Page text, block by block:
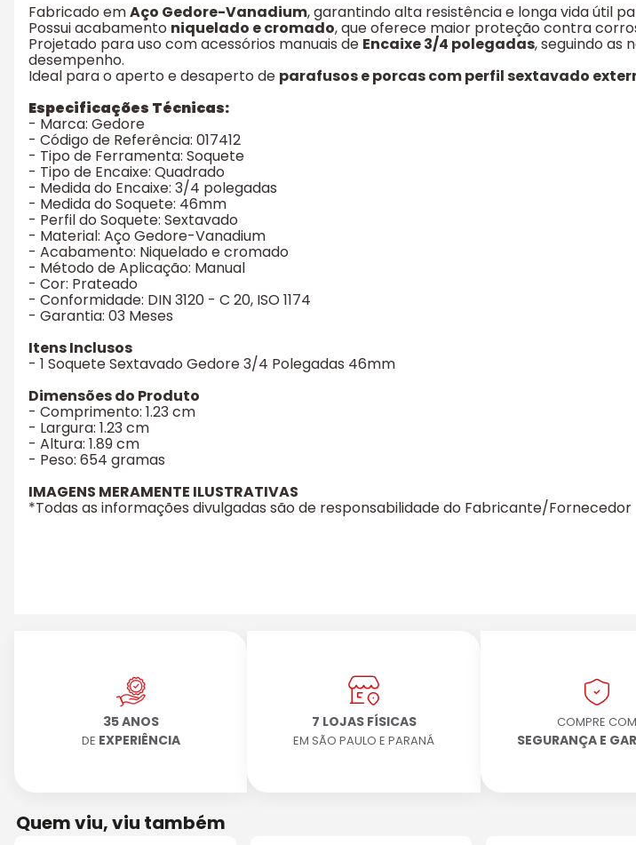
Fabricado emAço Gedore-Vanadium, garantindo alta resistência e longa vida útil
Possui acabamento niquelado e cromado, que oferece maior proteção contra
Projetado para uso com acessórios manuais de Encaixe 3/4 polegadas, seguindo as
desempenho.
Ideal para o aperto e desaperto de parafusos e porcas com perfil sextavado
Especificações Técnicas:
- Marca: Gedore
- Código de Referência: 017412
- Tipo de Ferramenta: Soquete
- Tipo de Encaixe: Quadrado
- Medida do Encaixe: 3/4 polegadas
- Medida do Soquete: 46mm
- Perfil do Soquete: Sextavado
- Material: Aço Gedore-Vanadium
- Acabamento: Niquelado e cromado
- Método de Aplicação: Manual
- Cor: Prateado
- Conformidade: DIN 3120 - C 20, ISO 1174
- Garantia: 03 Meses
Itens Inclusos
- 1 Soquete Sextavado Gedore 3/4 Polegadas 46mm
Dimensões do Produto
- Comprimento: 1.23 cm
- Largura: 1.23 cm
- Altura: 1.89 cm
- Peso: 654 gramas
IMAGENS MERAMENTE ILUSTRATIVAS
*Todas as informações divulgadas são de responsabilidade do Fabricante/Fornecedor
35 ANOS
DE EXPERIÊNCIA
7 LOJAS FÍSICAS
EM SÃO PAULO E PARANÁ
COMPRE COM
SEGURANÇA E
Quem viu, viu também